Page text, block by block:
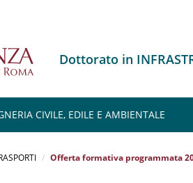
Dottorato in
CIVILE, EDILE E AMBIENTALE
Offerta formativa programmata